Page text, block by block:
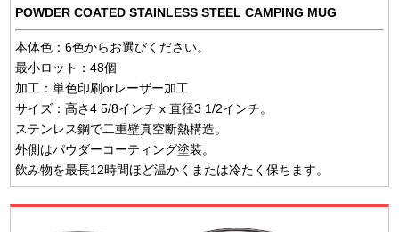
POWDER COATED STAINLESS STEEL CAMPING MUG
本体色：6色からお選びください。
最小ロット：48個
加工：単色印刷orレーザー加工
サイズ：高さ4 5/8インチ x 直径3 1/2インチ。
ステンレス鋼で二重壁真空断熱構造。
外側はパウダーコーティング塗装。
飲み物を最長12時間ほど温かくまたは冷たく保ちます。